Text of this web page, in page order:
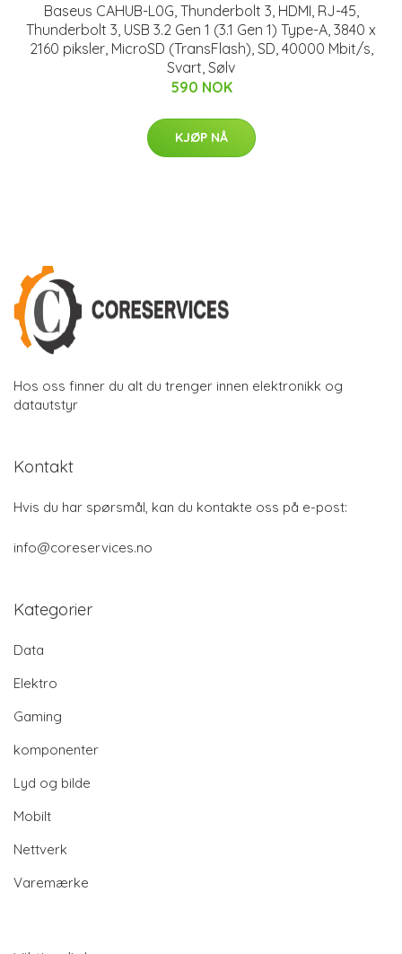
Baseus CAHUB-L0G, Thunderbolt 3, HDMI, RJ-45,
Thunderbolt 3, USB 3.2 Gen 1 (3.1 Gen 1) Type-A, 3840 x
2160 piksler, MicroSD (TransFlash), SD, 40000 Mbit/s,
Svart, Sølv
590 NOK
KJØP NÅ
Hos oss finner du alt du trenger innen elektronikk og
datautstyr
Kontakt
Hvis du har spørsmål, kan du kontakte oss på e-post:
info@coreservices.no
Kategorier
Data
Elektro
Gaming
komponenter
Lyd og bilde
Mobilt
Nettverk
Varemærke